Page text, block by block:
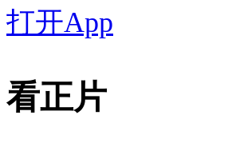
打开App
看正片